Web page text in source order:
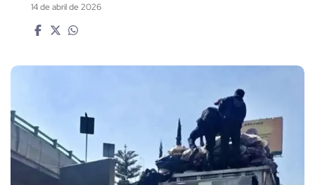
14 de abril de 2026